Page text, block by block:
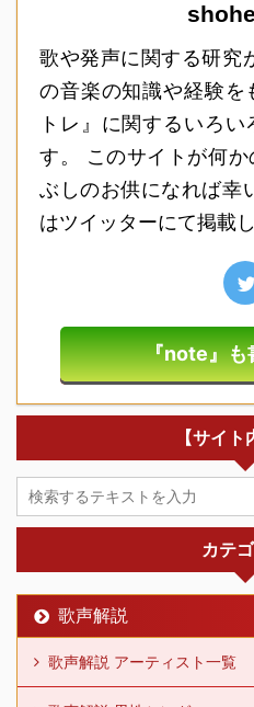
歌や発声に関する研究
の音楽の知識や経験を
トレ』に関するいろ
す。 このサイトが何
ぶしのお供になれば幸
はツイッターにて掲載
『note』も
【サイト
カテ
歌声解説
歌声解説 アーティスト一覧